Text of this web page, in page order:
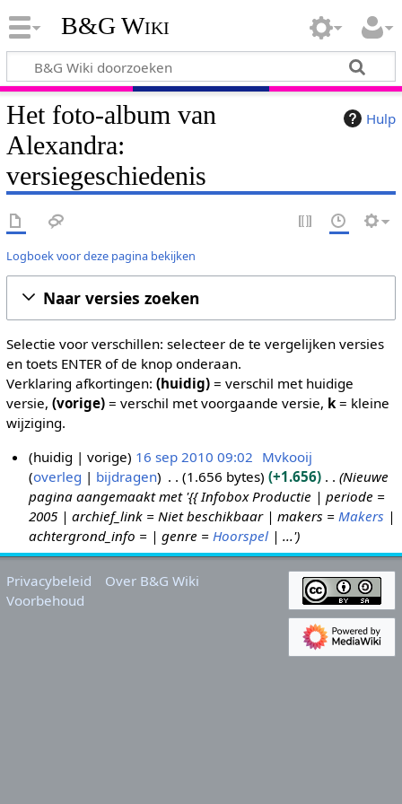
B&G Wiki
Hulp
Het foto-album van
Alexandra:
versiegeschiedenis
Logboek voor deze pagina bekijken
Naar versies zoeken
Selectie voor verschillen: selecteer de te vergelijken versies
en toets ENTER of de knop onderaan.
Verklaring afkortingen: (huidig)= verschil met huidige
versie, (vorige)= verschil met voorgaande versie, k= kleine
wijziging.
p
2
0
huidig vorige 16 sep 2010 09:02 Mvkooij
overleg
bijdragen 1.656 bytes +1.656
Nieuwe
pagina aangemaakt met '{{ Infobox Productie | periode =
2005 | archief_link = Niet beschikbaar | makers =Makers |
achtergrond_info = | genre =Hoorspel | ...'
Privacybeleid
Over B&G Wiki
Voorbehoud